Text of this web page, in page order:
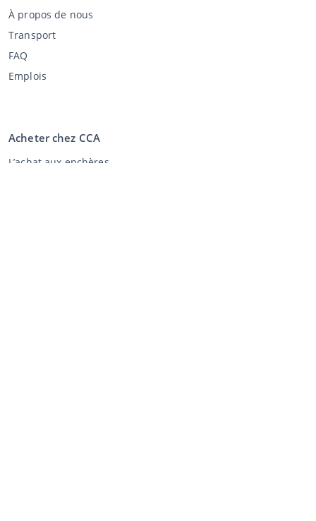
À propos de nous
Transport
FAQ
Emplois
Acheter chez CCA
L’achat aux enchères